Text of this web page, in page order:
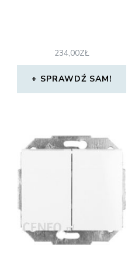
234,00ZŁ
SPRAWDŹ SAM!